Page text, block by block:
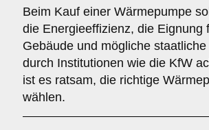
Beim Kauf einer Wärmepumpe
die Energieeffizienz, die Eignung
Gebäude und mögliche
durch Institutionen wie die KfW
ist es ratsam, die richtige
wählen.